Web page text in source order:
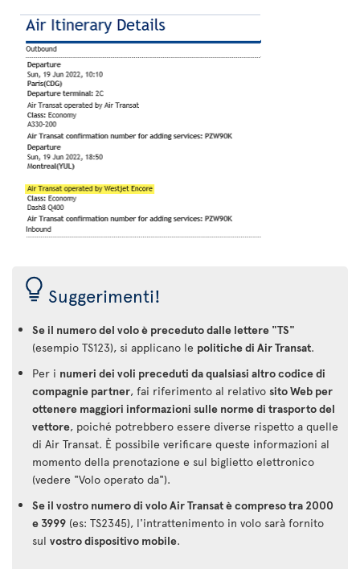
Suggerimenti!
Se il numero del volo è preceduto dalle lettere "TS"
(esempio TS123), si applicano le politiche di Air Transat.
Per i numeri dei voli preceduti da qualsiasi altro codice di
compagnie partner, fai riferimento al relativo sito Web per
ottenere maggiori informazioni sulle norme di trasporto del
vettore, poiché potrebbero essere diverse rispetto a quelle
di Air Transat. È possibile verificare queste informazioni al
momento della prenotazione e sul biglietto elettronico
(vedere "Volo operato da").
Se il vostro numero di volo Air Transat è compreso tra 2000
e 3999 (es: TS2345), l'intrattenimento in volo sarà fornito
sul vostro dispositivo mobile.